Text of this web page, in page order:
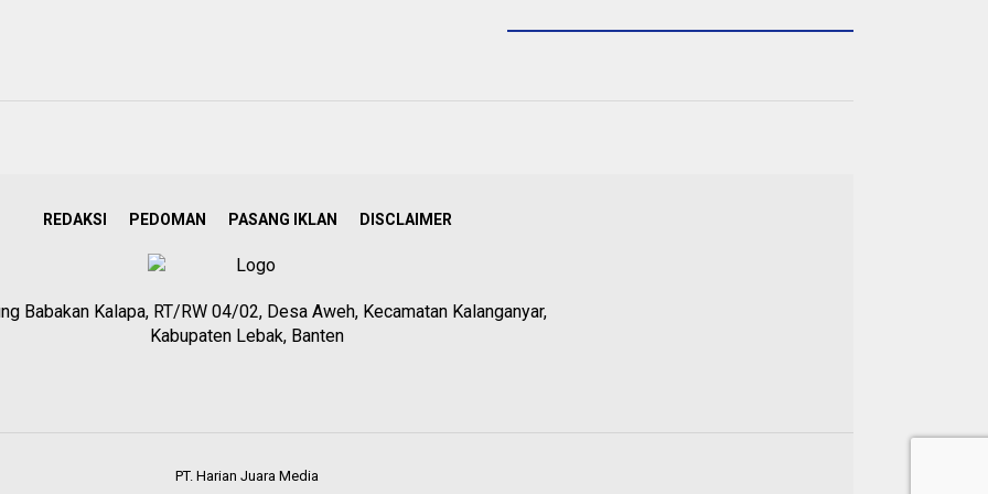
REDAKSI PEDOMAN PASANG IKLAN DISCLAIMER
Babakan Kalapa, RT/RW 04/02, Desa Aweh, Kecamatan Kalanganyar,
Kabupaten Lebak, Banten
PT. Harian Juara Media